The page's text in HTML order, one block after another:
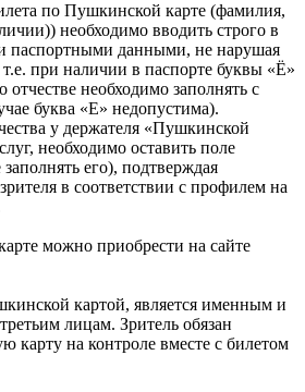
по Пушкинской карте (фамилия,
необходимо вводить строго в
паспортными данными, не нарушая
при наличии в паспорте буквы «Ё»
необходимо заполнять с
буква «Е» недопустима).
у держателя «Пушкинской
необходимо оставить поле
его), подтверждая
в соответствии с профилем на
можно приобрести на сайте
картой, является именным и
лицам. Зритель обязан
карту на контроле вместе с билетом